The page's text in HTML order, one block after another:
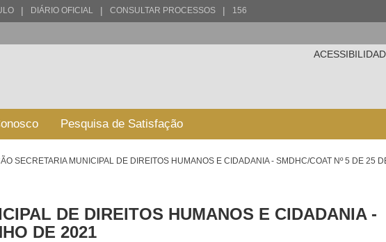
| DIÁRIO OFICIAL | CONSULTAR PROCESSOS | 156
Pesquisa de Satisfação
SECRETARIA MUNICIPAL DE DIREITOS HUMANOS E CIDADANIA - SMDHC/COAT Nº 5 DE 25
DE DIREITOS HUMANOS E CIDADANIA -
DE 2021